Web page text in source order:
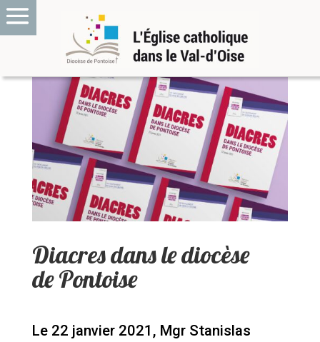
Diacres dans le diocèse
de Pontoise
Le 22 janvier 2021, Mgr Stanislas